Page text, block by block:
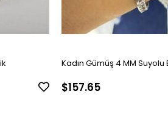
Kadın Gümüş 4 MM Suyolu
$157.65